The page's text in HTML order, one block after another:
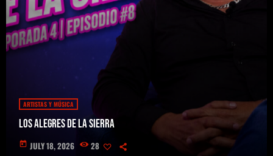
ARTISTAS Y MÚSICA
Los Alegres de la Sierra
today JULY 18, 2026 28